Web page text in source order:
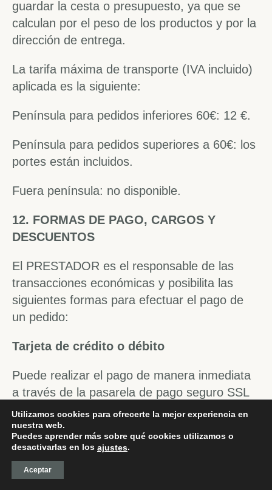
guardar la cesta o presupuesto, ya que se
calculan por el peso de los productos y por la
dirección de entrega.
La tarifa máxima de transporte (IVA incluido)
aplicada es la siguiente:
Península para pedidos inferiores 60€: 12 €.
Península para pedidos superiores a 60€: los
portes están incluidos.
Fuera península: no disponible.
12. FORMAS DE PAGO, CARGOS Y
DESCUENTOS
El PRESTADOR es el responsable de las
transacciones económicas y posibilita las
siguientes formas para efectuar el pago de
un pedido:
Tarjeta de crédito o débito
Puede realizar el pago de manera inmediata
a través de la pasarela de pago seguro SSL
de nuestro banco. Si fuera necesario realizar
cualquier devolución o cancelación del
pedido, el importe se reembolsará a través
de la misma tarjeta de pago.
Utilizamos cookies para ofrecerte la mejor experiencia en
nuestra web.
Puedes aprender más sobre qué cookies utilizamos o
desactivarlas en los ajustes.
Aceptar